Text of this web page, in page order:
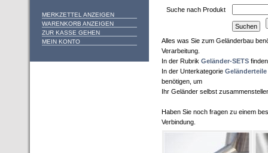
MERKZETTEL ANZEIGEN
WARENKORB ANZEIGEN
ZUR KASSE GEHEN
MEIN KONTO
Suche nach Produkt
Alles was Sie zum Geländerbau
Verarbeitung.
In der Rubrik Geländer-SETS
In der Unterkategorie
benötigen, um
Ihr Geländer selbst
Haben Sie noch fragen zu einem
Verbindung.